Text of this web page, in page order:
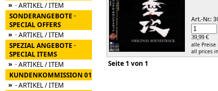
» · ARTIKEL / ITEM
SONDERANGEBOTE ·
SPECIAL OFFERS
» · ARTIKEL / ITEM
SPEZIAL ANGEBOTE ·
SPECIAL ITEMS
» · ARTIKEL / ITEM
KUNDENKOMMISSION 01
» - ARTIKEL / ITEM
Art.-Nr.:
39,99 €
alle
all prices
Seite 1 von 1